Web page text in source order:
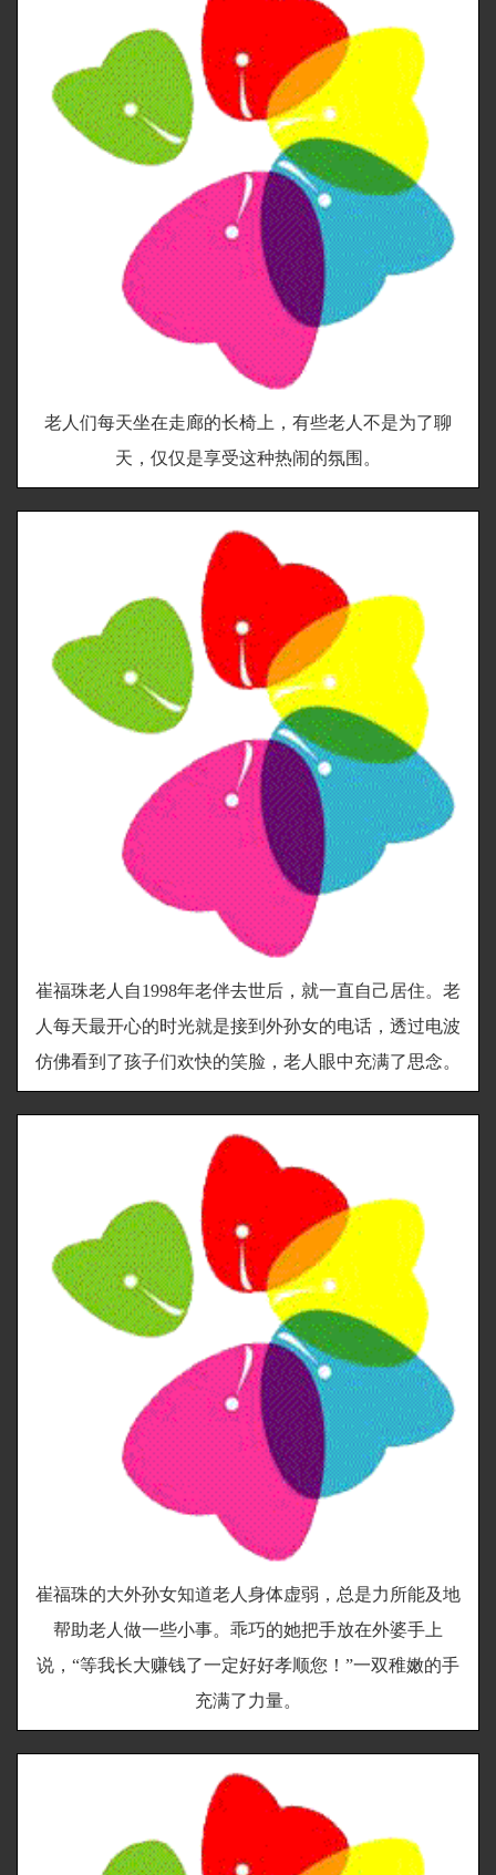
老人们每天坐在走廊的长椅上，有些老人不是为了聊
天，仅仅是享受这种热闹的氛围。
崔福珠老人自1998年老伴去世后，就一直自己居住。老
人每天最开心的时光就是接到外孙女的电话，透过电波
仿佛看到了孩子们欢快的笑脸，老人眼中充满了思念。
崔福珠的大外孙女知道老人身体虚弱，总是力所能及地
帮助老人做一些小事。乖巧的她把手放在外婆手上
说，“等我长大赚钱了一定好好孝顺您！”一双稚嫩的手
充满了力量。